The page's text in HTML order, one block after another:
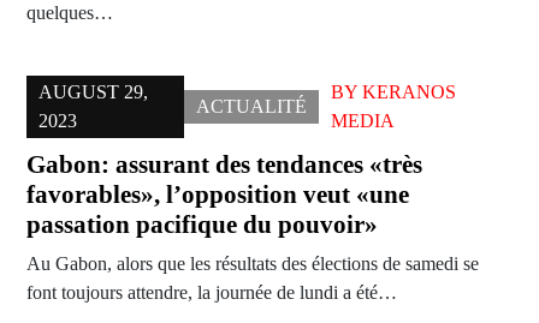
quelques…
AUGUST 29,
2023
ACTUALITÉ
BYKERANOS
MEDIA
Gabon: assurant des tendances «très
favorables», l’opposition veut «une
passation pacifique du pouvoir»
Au Gabon, alors que les résultats des élections de samedi se
font toujours attendre, la journée de lundi a été…